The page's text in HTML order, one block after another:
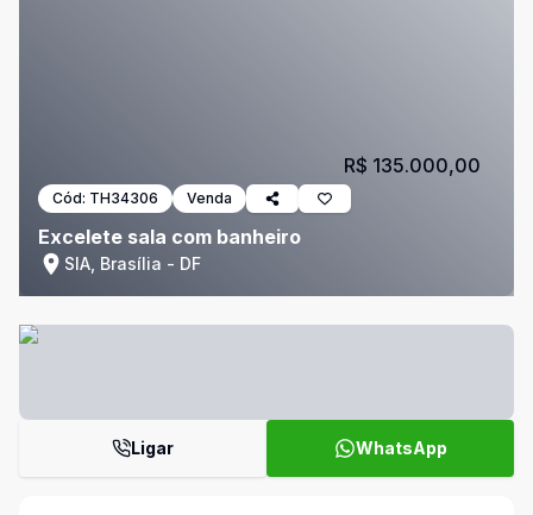
Cód: TH34306 Venda
Excelete sala com banheiro
SIA, Brasília - DF
R$ 135.000,00
Ligar WhatsApp